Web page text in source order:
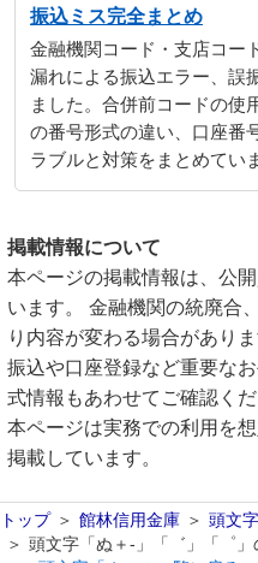
振込ミス完全まとめ
金融機関コード・支店コー
漏れによる振込エラー、誤
ました。合併前コードの使
の番号形式の違い、口座番
ラブルと対策をまとめてい
掲載情報について
本ページの掲載情報は、公
います。 金融機関の統廃合
り内容が変わる場合がありま
振込や口座登録など重要な
式情報もあわせてご確認くだ
本ページは実務での利用を
掲載しています。
トップ 館林信用金庫
頭文
頭文字「ぬ＋-」「゛」「゜」